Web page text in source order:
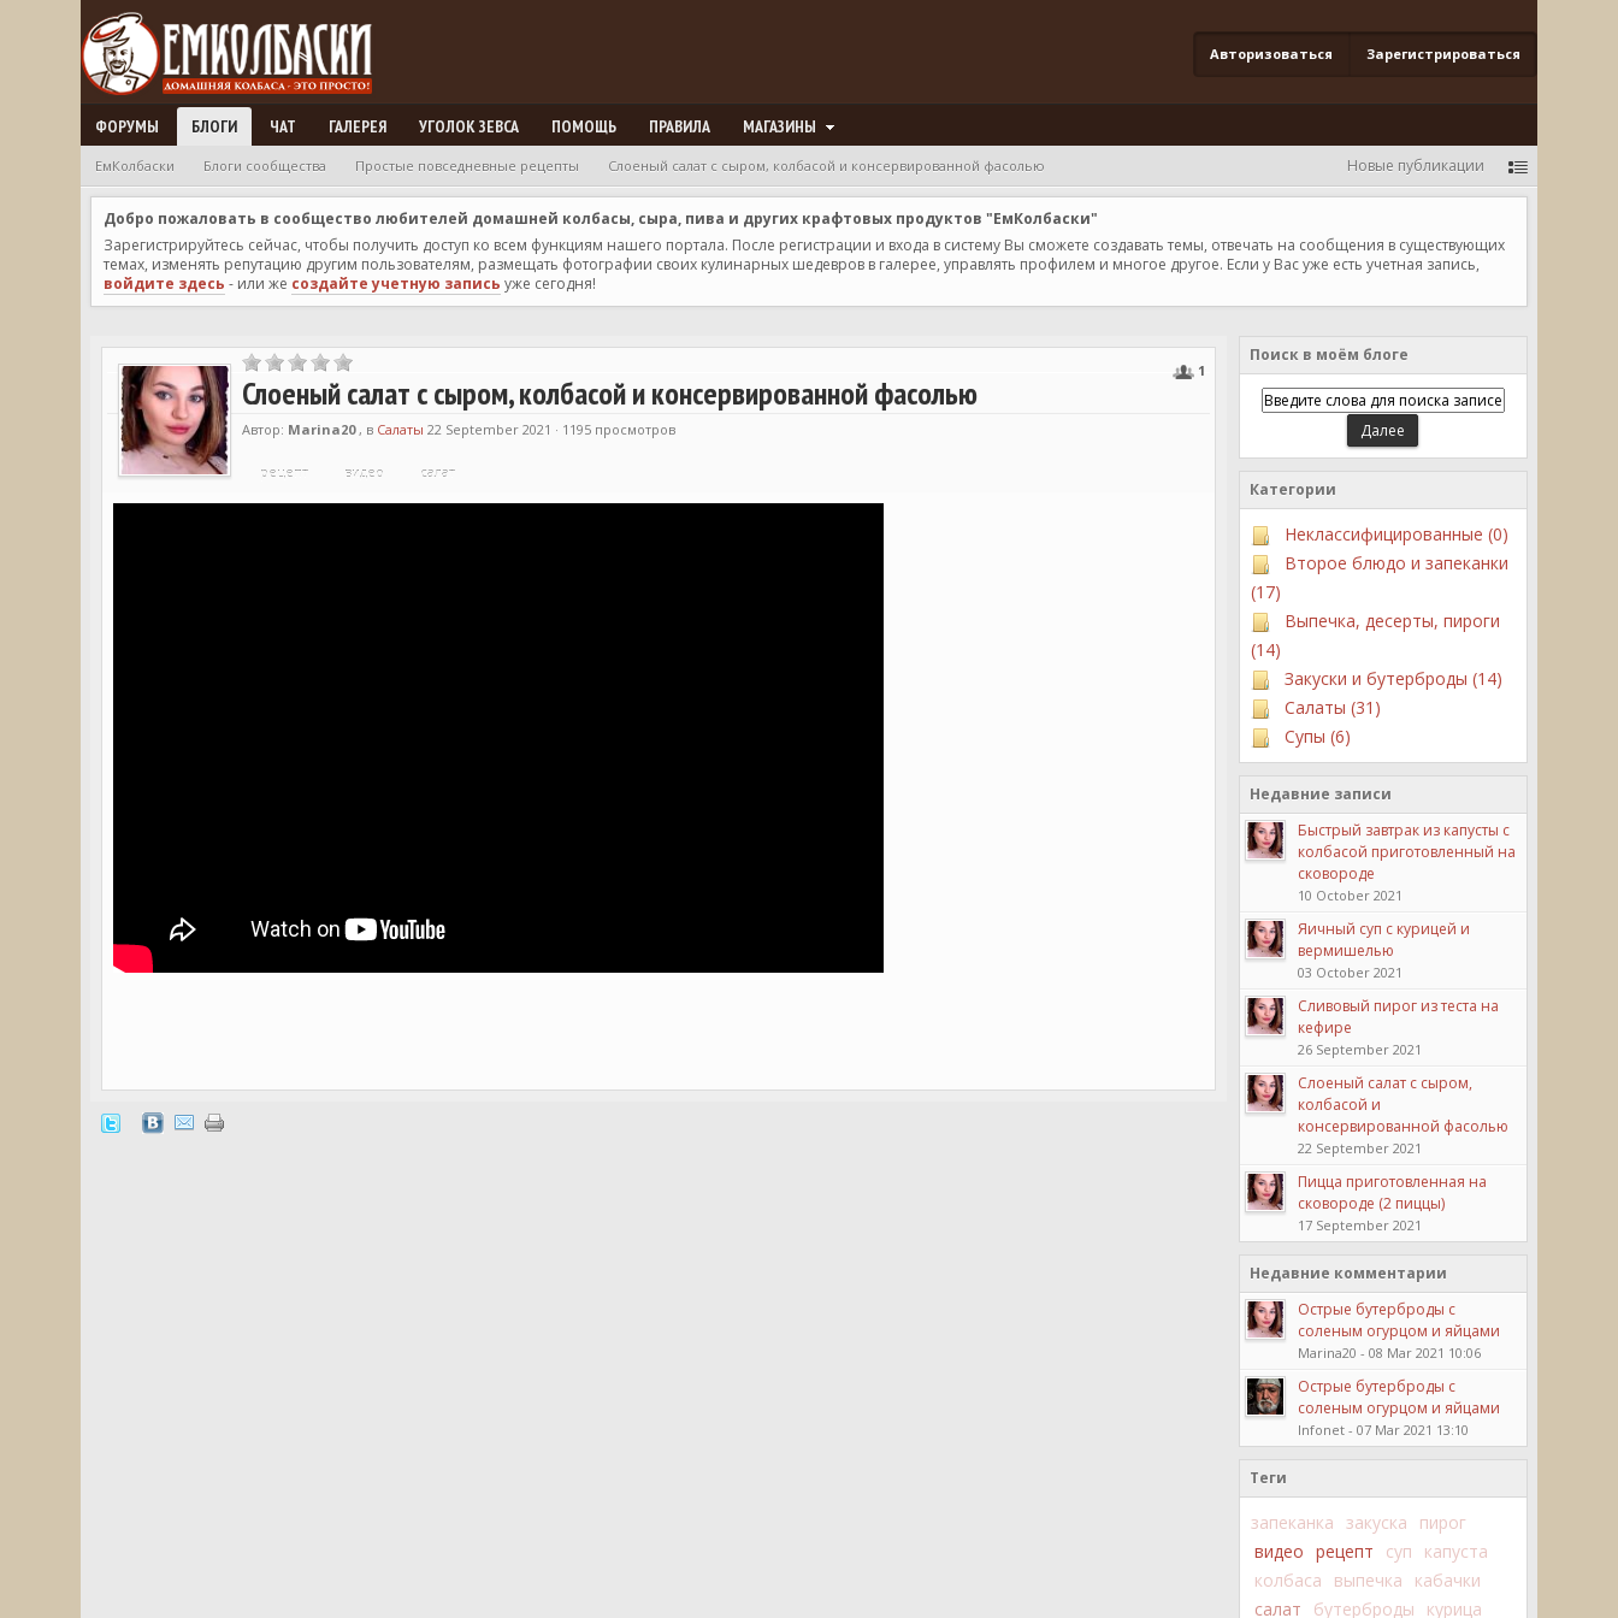
Авторизоваться Зарегистрироваться
ФОРУМЫ БЛОГИ ЧАТ ГАЛЕРЕЯ УГОЛОК ЗЕВСА ПОМОЩЬ ПРАВИЛА МАГАЗИНЫ
ЕмКолбаски Блоги сообщества Простые повседневные рецепты Слоеный салат с сыром, колбасой и консервированной фасолью Новые публикации
Добро пожаловать в сообщество любителей домашней колбасы, сыра, пива и других крафтовых продуктов "ЕмКолбаски"
Зарегистрируйтесь сейчас, чтобы получить доступ ко всем функциям нашего портала. После регистрации и входа в систему Вы сможете создавать темы, отвечать на сообщения в существующих
темах, изменять репутацию другим пользователям, размещать фотографии своих кулинарных шедевров в галерее, управлять профилем и многое другое. Если у Вас уже есть учетная запись,
войдите здесь - или же создайте учетную запись уже сегодня!
1
Слоеный салат с сыром, колбасой и консервированной фасолью
Автор: Marina20, в Салаты 22 September 2021 · 1195 просмотров
рецепт видео салат
Поиск в моём блоге
Категории
Неклассифицированные (0)
Второе блюдо и запеканки
(17)
Выпечка, десерты, пироги
(14)
Закуски и бутерброды (14)
Салаты (31)
Супы (6)
Недавние записи
Быстрый завтрак из капусты с
колбасой приготовленный на
сковороде
10 October 2021
Яичный суп с курицей и
вермишелью
03 October 2021
Сливовый пирог из теста на
кефире
26 September 2021
Слоеный салат с сыром,
колбасой и
консервированной фасолью
22 September 2021
Пицца приготовленная на
сковороде (2 пиццы)
17 September 2021
Недавние комментарии
Острые бутерброды с
соленым огурцом и яйцами
Marina20 - 08 Mar 2021 10:06
Острые бутерброды с
соленым огурцом и яйцами
Infonet - 07 Mar 2021 13:10
Теги
запеканка закуска
пирог
видео рецепт суп
капуста
колбаса
выпечка
кабачки
салат
бутерброды курица